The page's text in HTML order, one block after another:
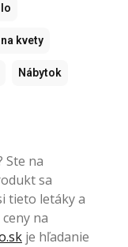
kvety
Nábytok
Ste na
sa
tieto letáky a
na
je hľadanie